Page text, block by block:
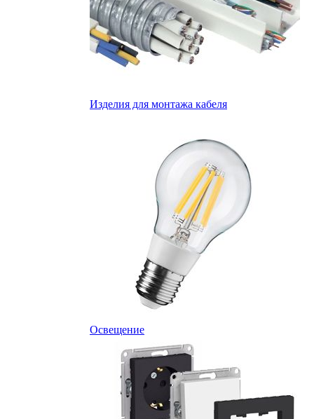
Изделия для монтажа кабеля
Освещение